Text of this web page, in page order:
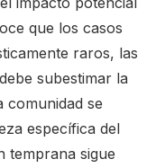
que los casos
raros, las
subestimar la
comunidad se
específica del
temprana sigue